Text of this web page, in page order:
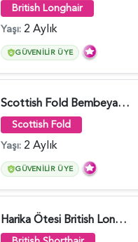
British Longhair
Yaşı: 2 Aylık
GÜVENILIR ÜYE
Scottish Fold Bembeyaz Pembe Burun Yavrumuz - 6120
Scottish Fold
Yaşı: 2 Aylık
GÜVENILIR ÜYE
Harika Ötesi British Longhair Golden Parlayan Yıldız - 6141